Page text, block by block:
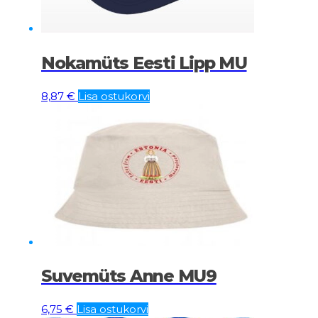
Nokamüts Eesti Lipp MU
8,87 € Lisa ostukorvi
Suvemüts Anne MU9
6,75 € Lisa ostukorvi